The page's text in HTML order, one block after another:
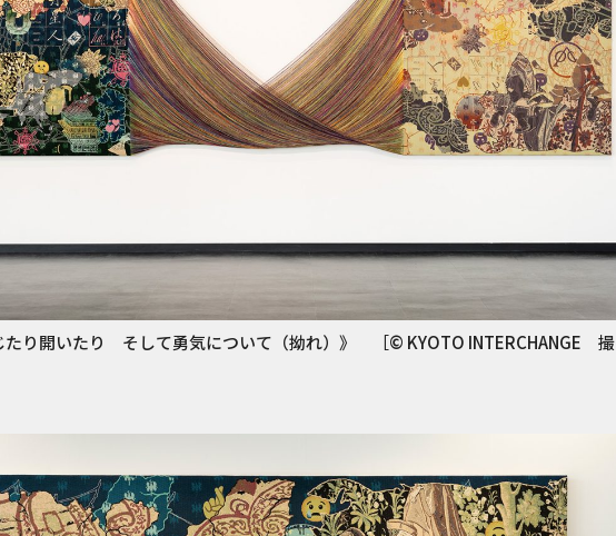
たり開いたり そして勇気について（拗れ）》 ［© KYOTO INTERCHANGE 撮